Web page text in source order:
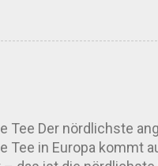
um den
Mund. Fast minzig,
Tee Der nördlichste
Tee in Europa kommt